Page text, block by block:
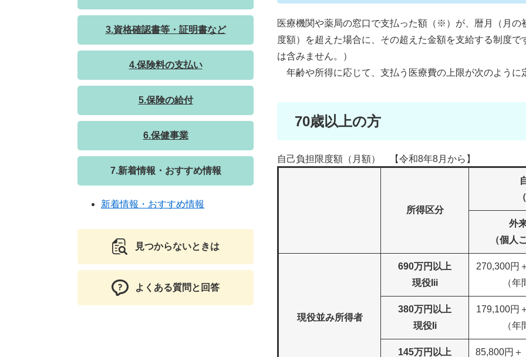
医療機関や薬局の窓口で支払った額（※）が、暦月（月
度額）を超えた場合に、その超えた金額を支給する制度
は含みません。）
年齢や所得に応じて、支払う医療費の上限が次のように
70歳以上の方
自己負担限度額（月額） 【令和8年8月から】
所得区分
外
（個人
現役並み所得者
690万円以上
現役Iii
270,300円
（
380万円以上
現役Ii
179,100円
（
145万円以上 85,800円＋
3.資格確認書等・証明書など
4.保険料の支払い
5.保険の給付
6.保健事業
7.新着情報・おすすめ情報
新着情報・おすすめ情報
見つからないときは
よくある質問と回答